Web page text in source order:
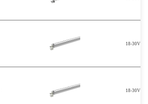
18-30V
18-30V